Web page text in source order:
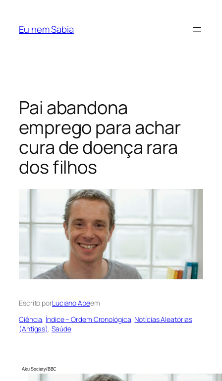
Eu nem Sabia
Pai abandona
emprego para achar
cura de doença rara
dos filhos
Escrito porLuciano Abeem
Ciência, Índice – Ordem Cronológica, Notícias Aleatórias
(Antigas), Saúde
Aku Society/BBC